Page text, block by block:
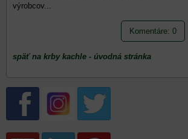
výrobcov...
Komentáre: 0
späť na krby kachle - úvodná stránka